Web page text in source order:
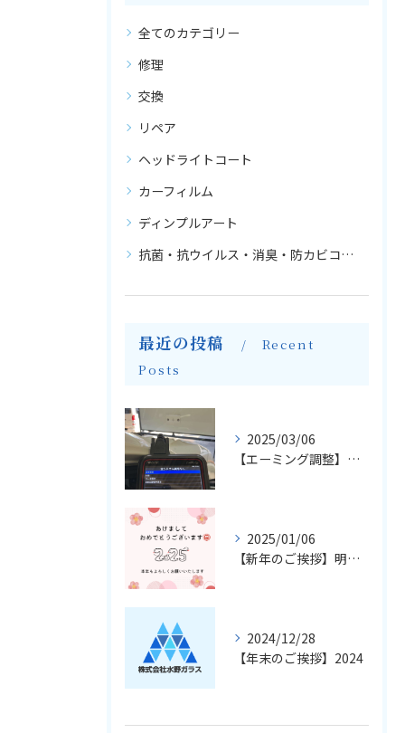
全てのカテゴリー
修理
交換
リペア
ヘッドライトコート
カーフィルム
ディンプルアート
抗菌・抗ウイルス・消臭・防カビコーティング
最近の投稿
Recent
Posts
2025/03/06
【エーミング調整】輸入車のフロントガラス交換とエーミングについて
2025/01/06
【新年のご挨拶】明けましておめでとうございます
2024/12/28
【年末のご挨拶】2024